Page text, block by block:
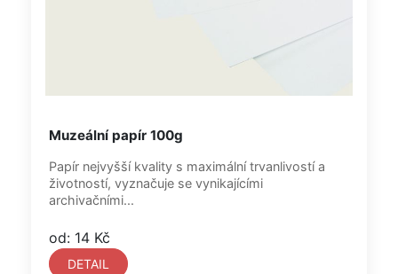
Muzeální papír 100g
Papír nejvyšší kvality s maximální trvanlivostí a
životností, vyznačuje se vynikajícími
archivačními...
od: 14 Kč
DETAIL